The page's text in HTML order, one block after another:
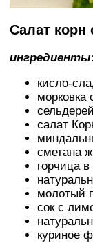
Салат корн
кисло-
морковка
салат
сметана
горчица
молотый
сок с
куриное